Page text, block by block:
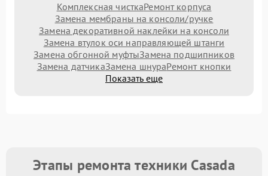
Комплексная чисткаРемонт корпуса
Замена мембраны на консоли/ручке
Замена декоративной наклейки на консоли
Замена втулок оси направляющей штанги
Замена обгонной муфтыЗамена подшипников
Замена датчикаЗамена шнураРемонт кнопки
Показать еще
Этапы ремонта техники Casada